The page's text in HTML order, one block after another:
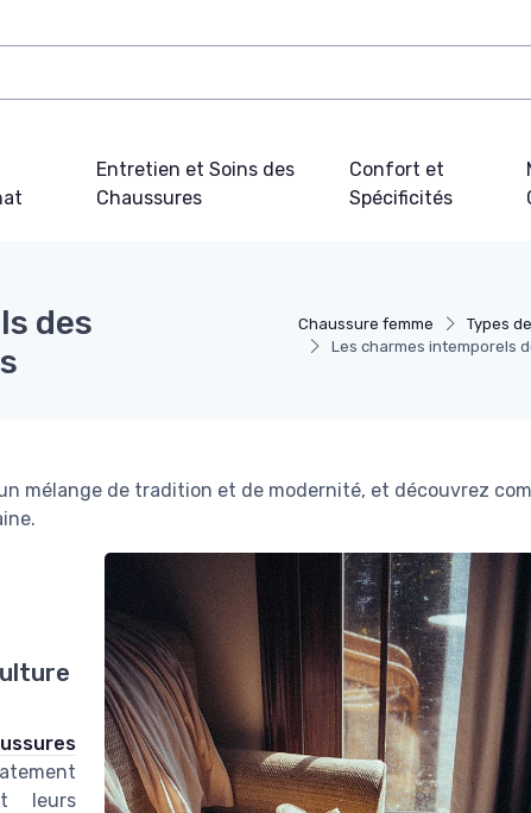
Entretien et Soins des
Chaussures
Confort et
Spécificités
Chaussure femme Types
Les charmes intemporels
des
mélange de tradition et de modernité, et découvrez
leurs